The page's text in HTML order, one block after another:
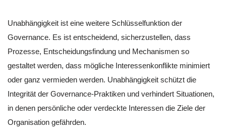
Unabhängigkeit ist eine weitere Schlüsselfunktion der
Governance. Es ist entscheidend, sicherzustellen, dass
Prozesse, Entscheidungsfindung und Mechanismen so
gestaltet werden, dass mögliche Interessenkonflikte minimiert
oder ganz vermieden werden. Unabhängigkeit schützt die
Integrität der Governance-Praktiken und verhindert Situationen,
in denen persönliche oder verdeckte Interessen die Ziele der
Organisation gefährden.